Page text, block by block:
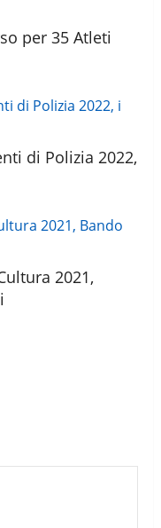
per 35 Atleti
di Polizia 2022,
2021,